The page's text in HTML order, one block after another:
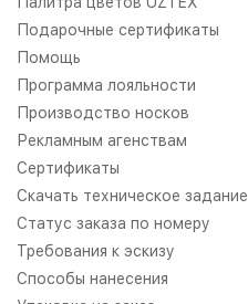
Подарочные сертификаты
Помощь
Программа лояльности
Производство носков
Рекламным агенствам
Сертификаты
Скачать техническое задание
Статус заказа по номеру
Требования к эскизу
Способы нанесения